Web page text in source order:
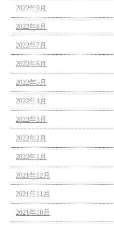
2022年9月
2022年8月
2022年7月
2022年6月
2022年5月
2022年4月
2022年3月
2022年2月
2022年1月
2021年12月
2021年11月
2021年10月